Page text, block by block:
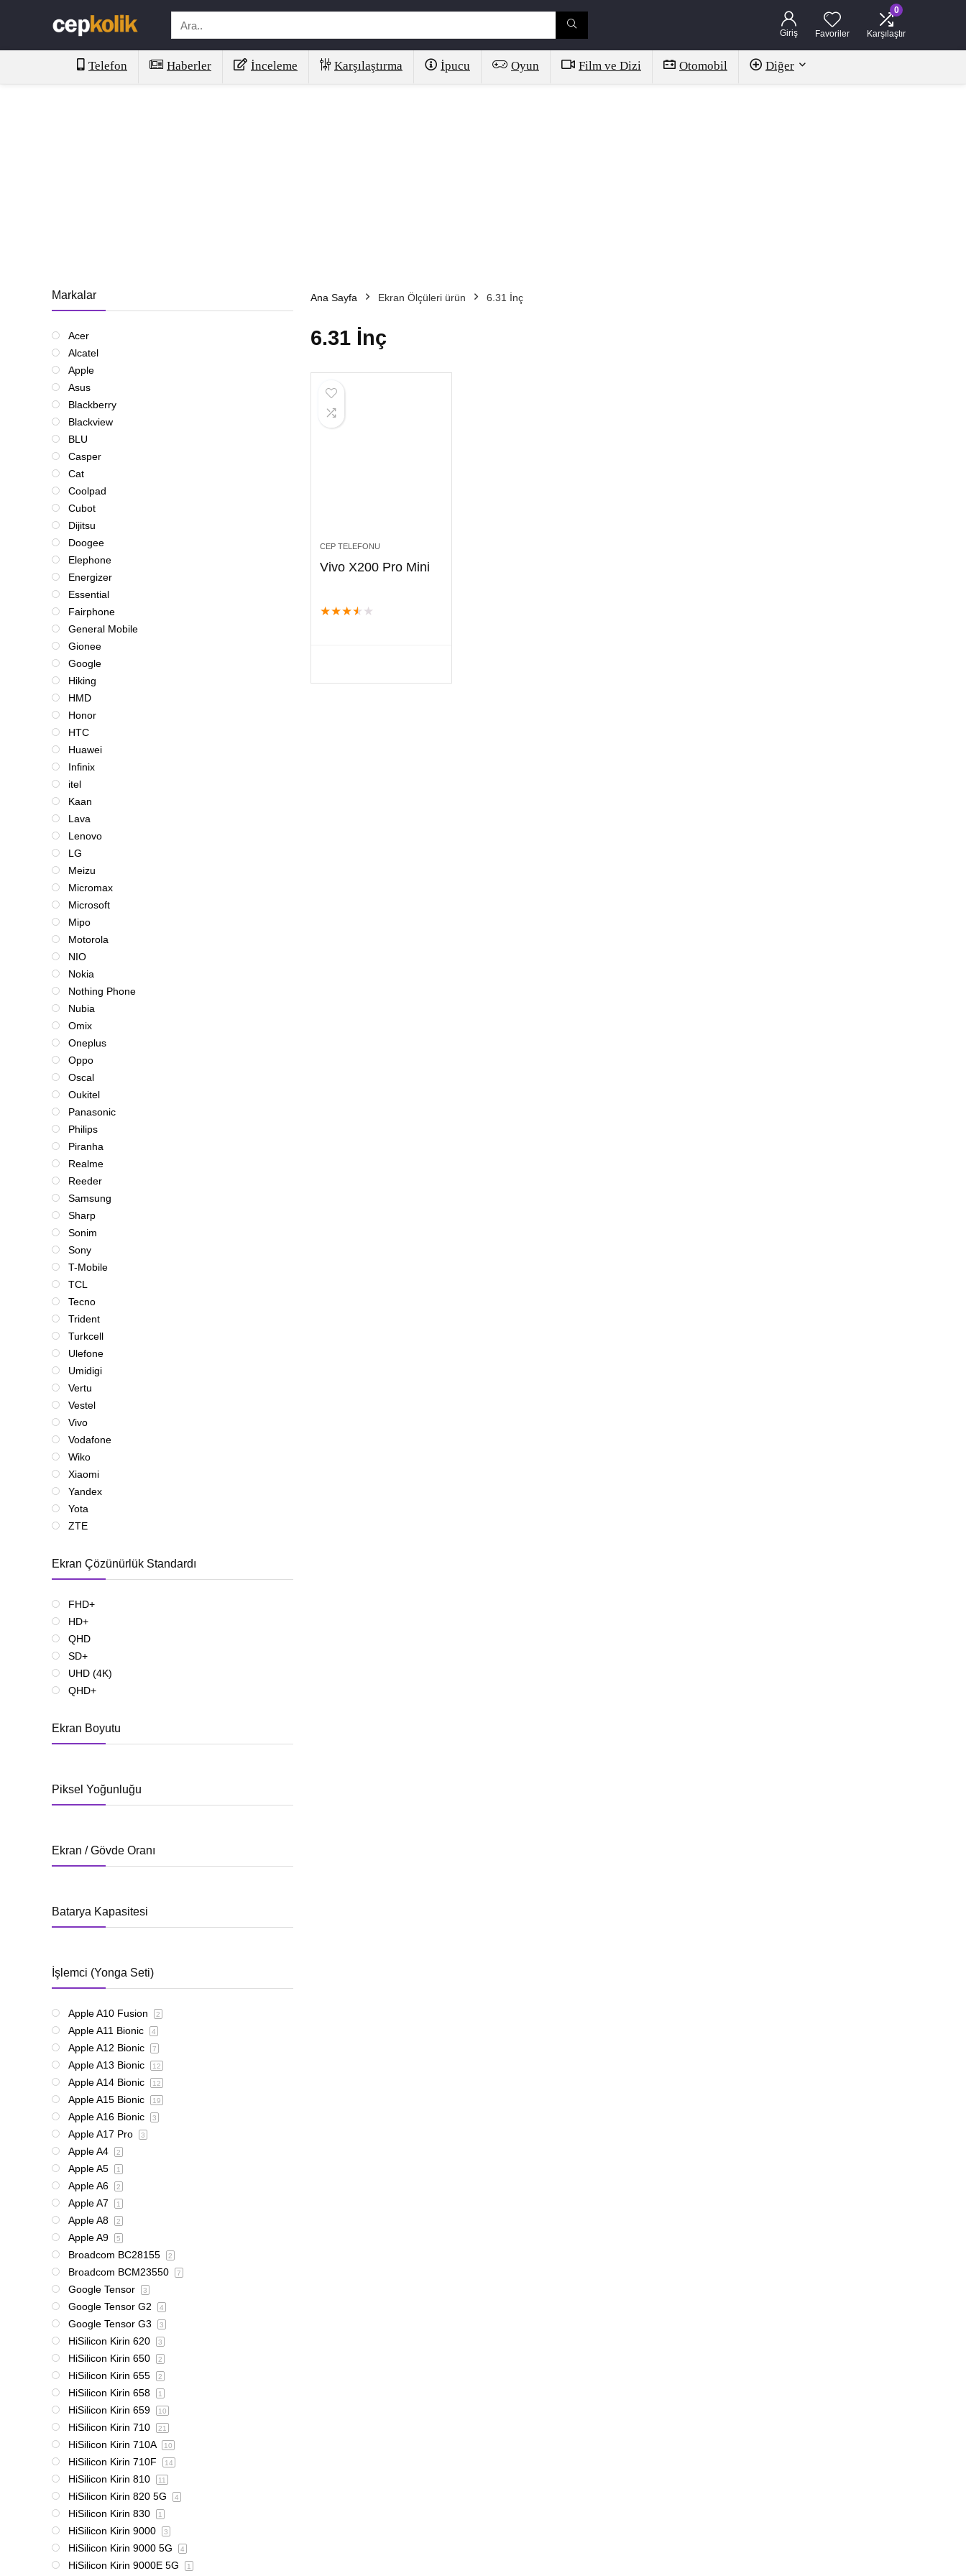
Giriş Favoriler
0
Karşılaştır
Telefon Haberler İnceleme Karşılaştırma İpucu Oyun Film ve Dizi Otomobil Diğer
Markalar
Acer
Alcatel
Apple
Asus
Blackberry
Blackview
BLU
Casper
Cat
Coolpad
Cubot
Dijitsu
Doogee
Elephone
Energizer
Essential
Fairphone
General Mobile
Gionee
Google
Hiking
HMD
Honor
HTC
Huawei
Infinix
itel
Kaan
Lava
Lenovo
LG
Meizu
Micromax
Microsoft
Mipo
Motorola
NIO
Nokia
Nothing Phone
Nubia
Omix
Oneplus
Oppo
Oscal
Oukitel
Panasonic
Philips
Piranha
Realme
Reeder
Samsung
Sharp
Sonim
Sony
T-Mobile
TCL
Tecno
Trident
Turkcell
Ulefone
Umidigi
Vertu
Vestel
Vivo
Vodafone
Wiko
Xiaomi
Yandex
Yota
ZTE
Ekran Çözünürlük Standardı
FHD+
HD+
QHD
SD+
UHD (4K)
QHD+
Ekran Boyutu
Piksel Yoğunluğu
Ekran / Gövde Oranı
Batarya Kapasitesi
İşlemci (Yonga Seti)
Apple A10 Fusion 2
Apple A11 Bionic 4
Apple A12 Bionic 7
Apple A13 Bionic 12
Apple A14 Bionic 12
Apple A15 Bionic 19
Apple A16 Bionic 3
Apple A17 Pro 3
Apple A4 2
Apple A5 1
Apple A6 2
Apple A7 1
Apple A8 2
Apple A9 5
Broadcom BC28155 2
Broadcom BCM23550 7
Google Tensor 3
Google Tensor G2 4
Google Tensor G3 3
HiSilicon Kirin 620 3
HiSilicon Kirin 650 2
HiSilicon Kirin 655 2
HiSilicon Kirin 658 1
HiSilicon Kirin 659 10
HiSilicon Kirin 710 21
HiSilicon Kirin 710A 10
HiSilicon Kirin 710F 14
HiSilicon Kirin 810 11
HiSilicon Kirin 820 5G 4
HiSilicon Kirin 830 1
HiSilicon Kirin 9000 3
HiSilicon Kirin 9000 5G 4
HiSilicon Kirin 9000E 5G 1
Ana Sayfa Ekran Ölçüleri ürün 6.31 İnç
6.31 İnç
CEP TELEFONU
Vivo X200 Pro Mini
★★★★ ★